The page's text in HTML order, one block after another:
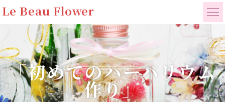
Le Beau Flower
「初めてのハーバリウム
作り」